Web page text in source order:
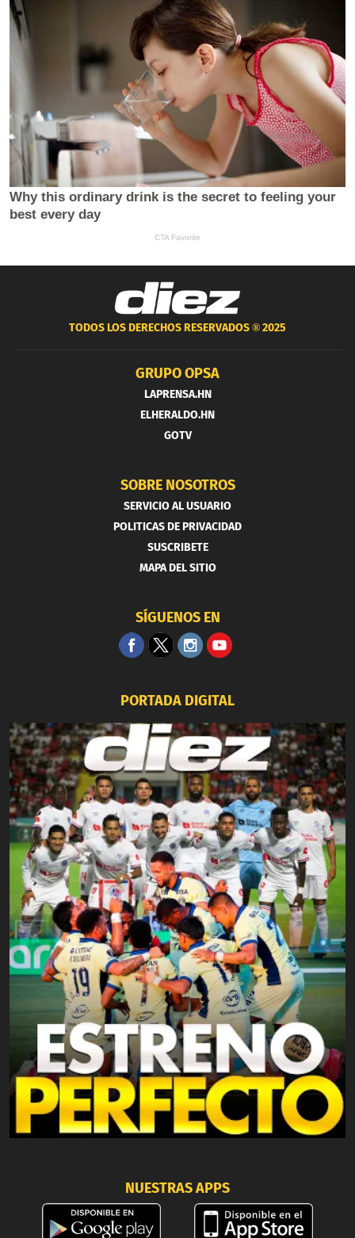
TODOS LOS DERECHOS RESERVADOS ®2025
GRUPO OPSA
LAPRENSA.HN
ELHERALDO.HN
GOTV
SOBRE NOSOTROS
SERVICIO AL USUARIO
POLITICAS DE PRIVACIDAD
SUSCRIBETE
MAPA DEL SITIO
SÍGUENOS EN
PORTADA DIGITAL
NUESTRAS APPS